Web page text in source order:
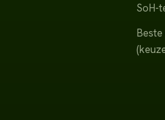
SoH-